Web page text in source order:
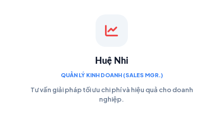
Huệ Nhi
QUẢN LÝ KINH DOANH (SALES MGR.)
Tư vấn giải pháp tối ưu chi phí và hiệu quả cho doanh
nghiệp.